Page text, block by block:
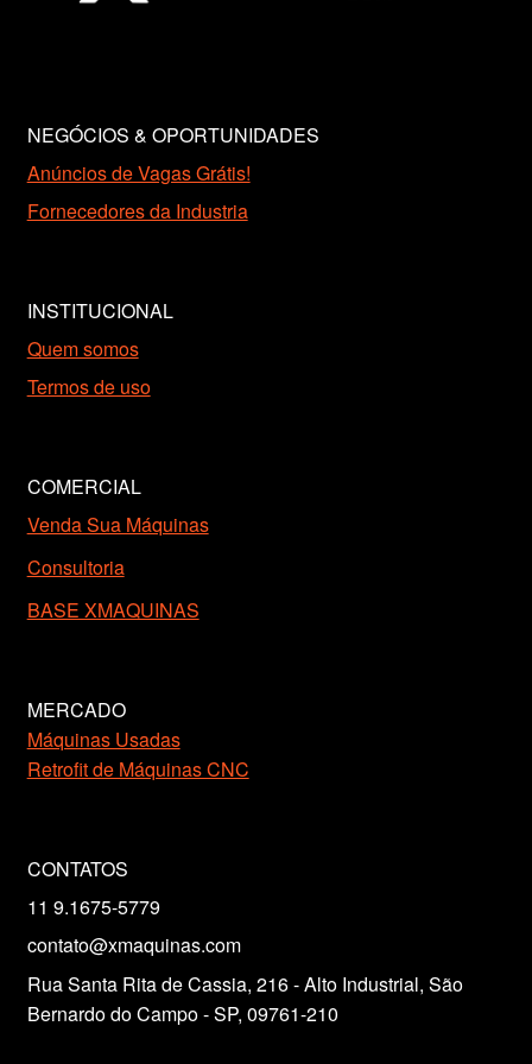
NEGÓCIOS & OPORTUNIDADES
Anúncios de Vagas Grátis!
Fornecedores da Industria
INSTITUCIONAL
Quem somos
Termos de uso
COMERCIAL
Venda Sua Máquinas
Consultoria
BASE XMAQUINAS
MERCADO
Máquinas Usadas
Retrofit de Máquinas CNC
CONTATOS
11 9.1675-5779
contato@xmaquinas.com
Rua Santa Rita de Cassia, 216 - Alto Industrial, São
Bernardo do Campo - SP, 09761-210